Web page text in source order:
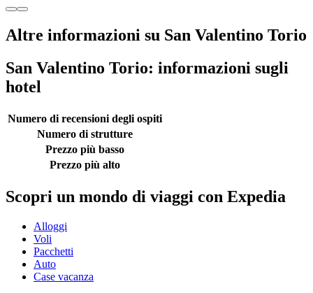
Altre informazioni su San Valentino Torio
San Valentino Torio: informazioni sugli
hotel
Numero di recensioni degli ospiti
Numero di strutture
Prezzo più basso
Prezzo più alto
Scopri un mondo di viaggi con Expedia
Alloggi
Voli
Pacchetti
Auto
Case vacanza